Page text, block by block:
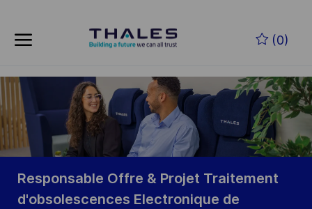
(0)
-
Responsable Offre & Projet Traitement
d'obsolescences Electronique de